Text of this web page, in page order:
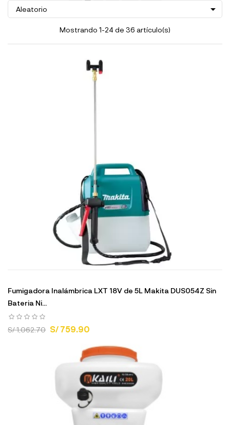
Aleatorio 
Mostrando 1-24 de 36 artículo(s)
Fumigadora Inalámbrica LXT 18V de 5L Makita DUS054Z Sin
Bateria Ni...
S/ 1,062.70 S/ 759.90